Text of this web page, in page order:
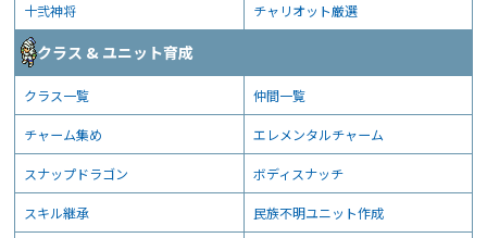
十弐神将 チャリオット厳選
クラス & ユニット育成
クラス一覧 仲間一覧
チャーム集め エレメンタルチャーム
スナップドラゴン ボディスナッチ
スキル継承 民族不明ユニット作成